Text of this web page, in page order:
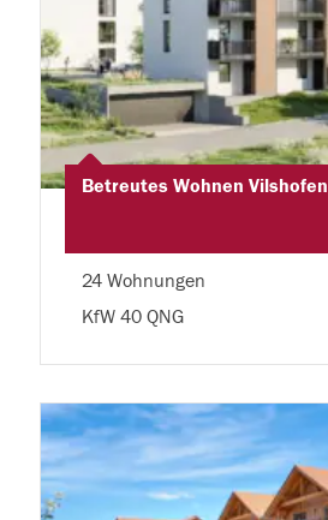
Betreutes Wohnen Vilshofen
24 Wohnungen
KfW 40 QNG